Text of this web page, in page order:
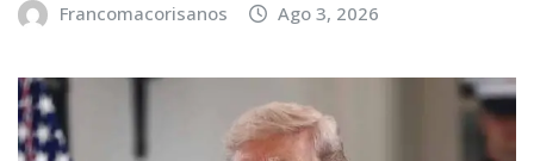
Francomacorisanos Ago 3, 2026